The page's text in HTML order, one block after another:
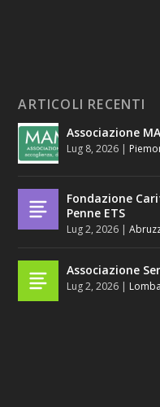
ARTICOLI RECENTI
Associazione
Lug 8, 2026 |
Fondazione
Penne ETS
Lug 2, 2026 |
Associazione
Lug 2, 2026 |